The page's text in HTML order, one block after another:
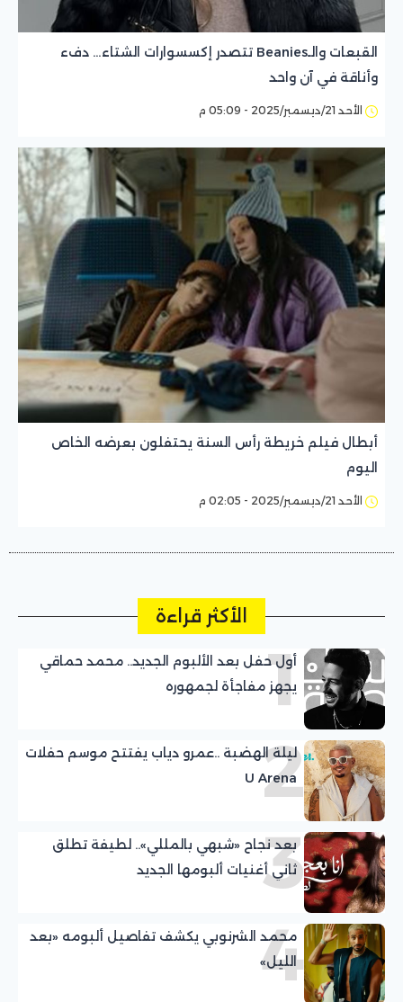
القبعات والـBeanies تتصدر إكسسوارات الشتاء… دفء
وأناقة في آن واحد
الأحد 21/ديسمبر/2025 - 05:09 م
أبطال فيلم خريطة رأس السنة يحتفلون بعرضه الخاص
اليوم
الأحد 21/ديسمبر/2025 - 02:05 م
الأكثر قراءة
1
أول حفل بعد الألبوم الجديد.. محمد حماقي
يجهز مفاجأة لجمهوره
2
ليلة الهضبة ..عمرو دياب يفتتح موسم حفلات
U Arena
3
بعد نجاح «شبهي بالمللي».. لطيفة تطلق
ثاني أغنيات ألبومها الجديد
4
محمد الشرنوبي يكشف تفاصيل ألبومه «بعد
الليل»